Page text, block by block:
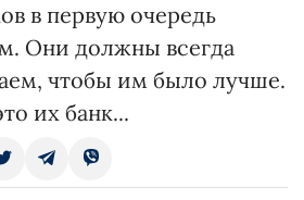
в первую очередь
Они должны всегда
чтобы им было лучше.
их банк...